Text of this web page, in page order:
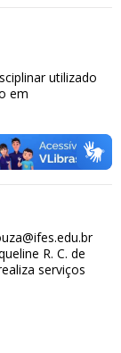
utilizado
em
R. C. de
serviços